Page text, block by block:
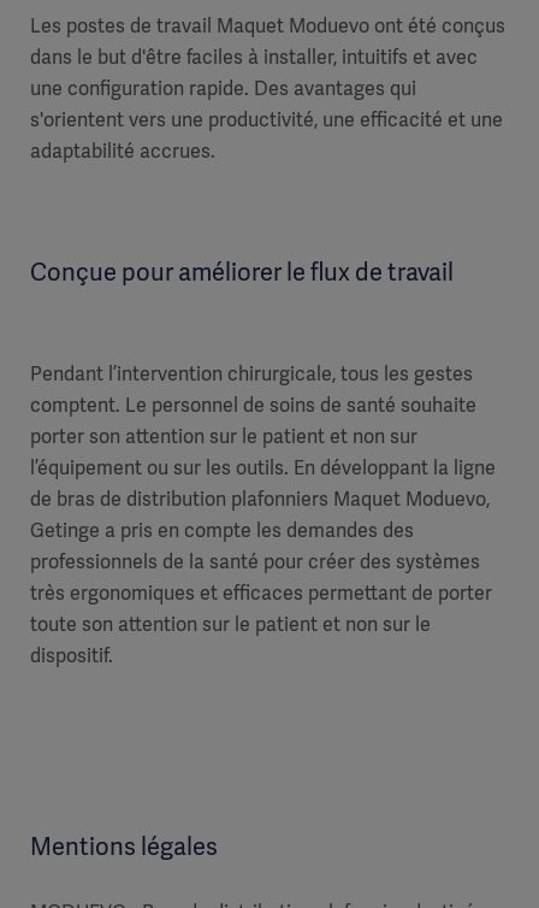
Les postes de travail Maquet Moduevo ont été conçus
dans le but d'être faciles à installer, intuitifs et avec
une configuration rapide. Des avantages qui
s'orientent vers une productivité, une efficacité et une
adaptabilité accrues.
Conçue pour améliorer le flux de travail
Pendant l’intervention chirurgicale, tous les gestes
comptent. Le personnel de soins de santé souhaite
porter son attention sur le patient et non sur
l’équipement ou sur les outils. En développant la ligne
de bras de distribution plafonniers Maquet Moduevo,
Getinge a pris en compte les demandes des
professionnels de la santé pour créer des systèmes
très ergonomiques et efficaces permettant de porter
toute son attention sur le patient et non sur le
dispositif.
Mentions légales